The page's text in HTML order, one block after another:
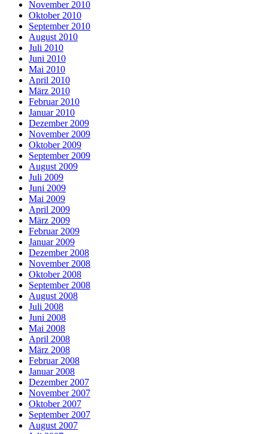
November 2010
Oktober 2010
September 2010
August 2010
Juli 2010
Juni 2010
Mai 2010
April 2010
März 2010
Februar 2010
Januar 2010
Dezember 2009
November 2009
Oktober 2009
September 2009
August 2009
Juli 2009
Juni 2009
Mai 2009
April 2009
März 2009
Februar 2009
Januar 2009
Dezember 2008
November 2008
Oktober 2008
September 2008
August 2008
Juli 2008
Juni 2008
Mai 2008
April 2008
März 2008
Februar 2008
Januar 2008
Dezember 2007
November 2007
Oktober 2007
September 2007
August 2007